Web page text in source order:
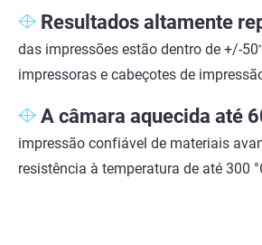
Resultados altamente
das impressões estão dentro de +/-50*
impressoras e cabeçotes de
A câmara aquecida até
impressão confiável de materiais
resistência à temperatura de até 300